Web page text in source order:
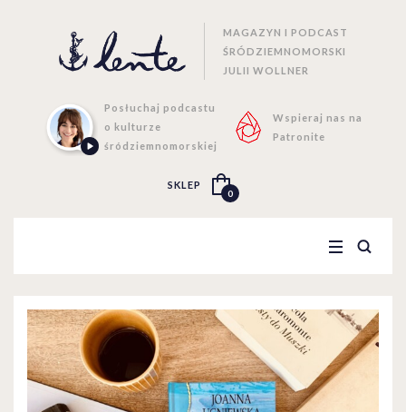
MAGAZYN I PODCAST
ŚRÓDZIEMNOMORSKI
JULII WOLLNER
Posłuchaj podcastu
o kulturze
śródziemnomorskiej
Wspieraj nas na
Patronite
SKLEP
0